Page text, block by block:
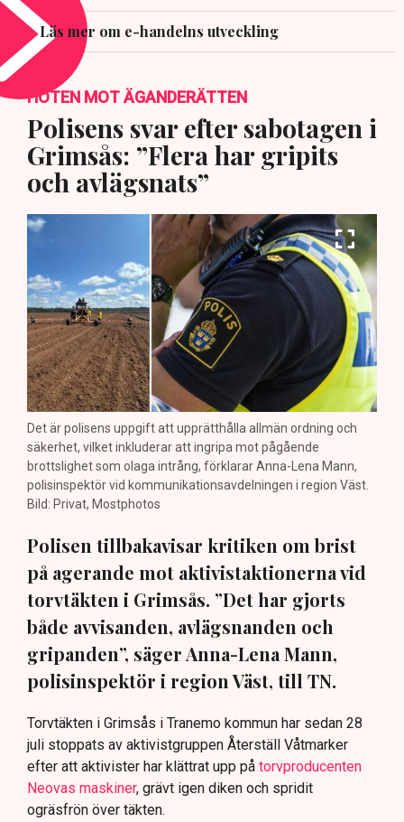
Läs mer om e-handelns utveckling
HOTEN MOT ÄGANDERÄTTEN
Polisens svar efter sabotagen i
Grimsås: ”Flera har gripits
och avlägsnats”
Det är polisens uppgift att upprätthålla allmän ordning och
säkerhet, vilket inkluderar att ingripa mot pågående
brottslighet som olaga intrång, förklarar Anna-Lena Mann,
polisinspektör vid kommunikationsavdelningen i region Väst.
Bild: Privat, Mostphotos
Polisen tillbakavisar kritiken om brist
på agerande mot aktivistaktionerna vid
torvtäkten i Grimsås. ”Det har gjorts
både avvisanden, avlägsnanden och
gripanden”, säger Anna-Lena Mann,
polisinspektör i region Väst, till TN.
Torvtäkten i Grimsås i Tranemo kommun har sedan 28
juli stoppats av aktivistgruppen Återställ Våtmarker
efter att aktivister har klättrat upp på torvproducenten
Neovas maskiner, grävt igen diken och spridit
ogräsfrön över täkten.